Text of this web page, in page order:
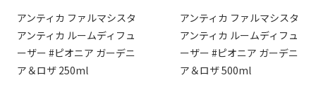
アンティカ ファルマシスタ
アンティカ ルームディフュ
ーザー #ピオニア ガーデニ
ア＆ロザ 250ml
アンティカ ファルマシスタ
アンティカ ルームディフュ
ーザー #ピオニア ガーデニ
ア＆ロザ 500ml